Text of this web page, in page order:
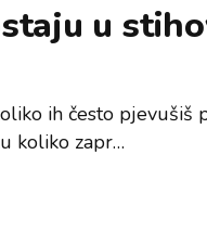
u
ih često pjevušiš
koliko zapr…